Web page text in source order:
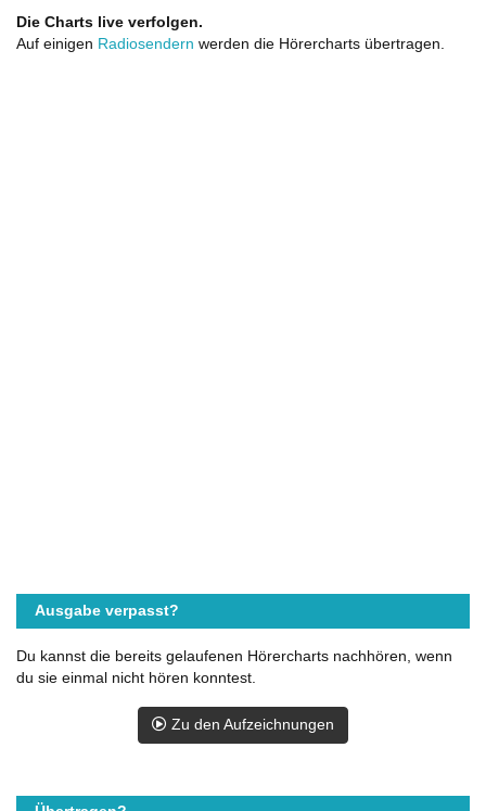
Die Charts live verfolgen.
Auf einigen Radiosendern werden die Hörercharts übertragen.
Ausgabe verpasst?
Du kannst die bereits gelaufenen Hörercharts nachhören, wenn
du sie einmal nicht hören konntest.
Zu den Aufzeichnungen